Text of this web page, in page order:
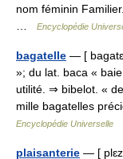
nom féminin
…
Encyclopédie
bagatelle — [
»; du lat. baca «
utilité. ⇒ bibelot. «
mille bagatelles
Encyclopédie Universelle
plaisanterie — [